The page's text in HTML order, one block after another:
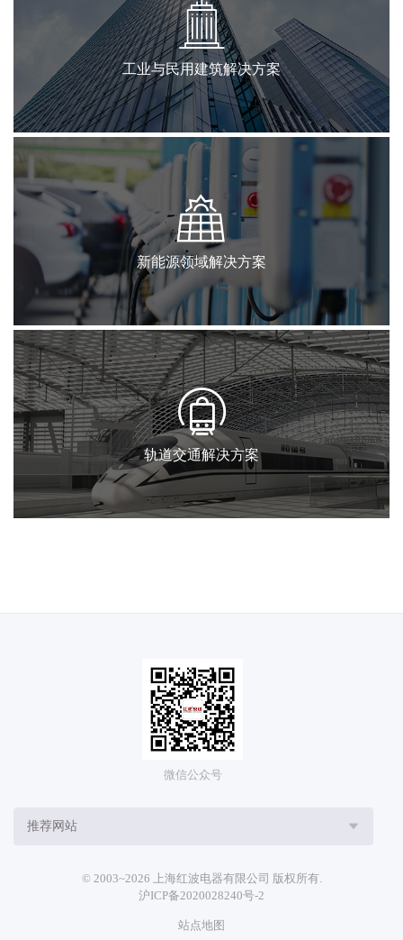
工业与民用建筑解决方案
新能源领域解决方案
轨道交通解决方案
微信公众号
推荐网站
© 2003~2026 上海红波电器有限公司 版权所有.
沪ICP备2020028240号-2
站点地图